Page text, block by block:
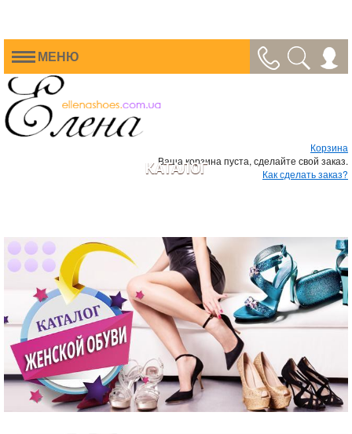
МЕНЮ
Корзина
Ваша корзина пуста, сделайте свой заказ.
Как сделать заказ?
КАТАЛОГ